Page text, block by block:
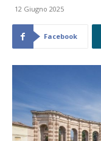
12 Giugno 2025
Facebook